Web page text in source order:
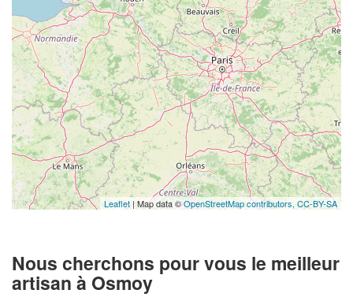
Leaflet| Map data ©OpenStreetMap contributors, CC-BY-SA
Nous cherchons pour vous le meilleur
artisan à Osmoy